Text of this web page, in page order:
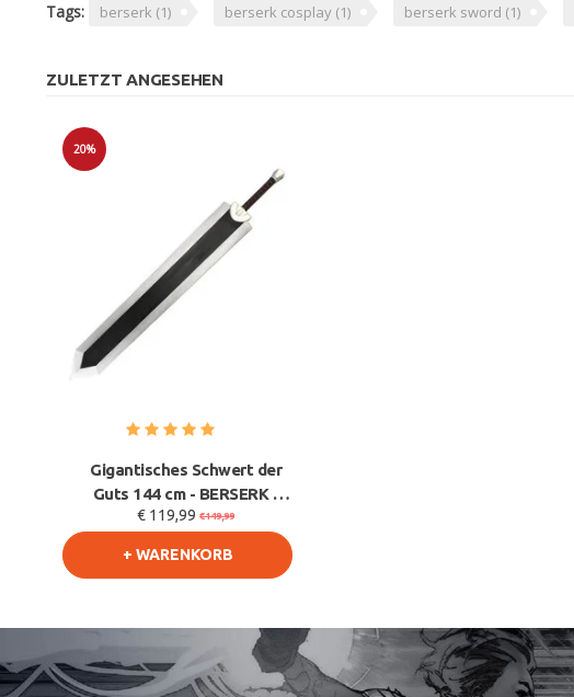
Tags: berserk (1) berserk cosplay (1) berserk sword (1)
ZULETZT ANGESEHEN
20%
Gigantisches Schwert der
Guts 144 cm - BERSERK -
Hochdichter Scha
€ 119,99 €149,99
+ WARENKORB